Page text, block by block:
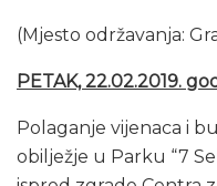
(Mjesto održavanja:
PETAK, 22.02.2019.
Polaganje vijenaca i
obilježje u Parku “7